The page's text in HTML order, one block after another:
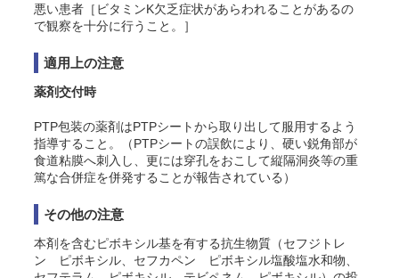
悪い患者［ビタミンK欠乏症状があらわれることがあるの
で観察を十分に行うこと。］
適用上の注意
薬剤交付時
PTP包装の薬剤はPTPシートから取り出して服用するよう
指導すること。（PTPシートの誤飲により、硬い鋭角部が
食道粘膜へ刺入し、更には穿孔をおこして縦隔洞炎等の重
篤な合併症を併発することが報告されている）
その他の注意
本剤を含むピボキシル基を有する抗生物質（セフジトレ
ン ピボキシル、セフカペン ピボキシル塩酸塩水和物、